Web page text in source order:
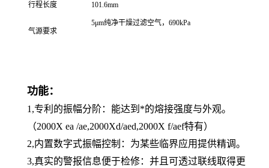
行程长度 101.6mm
气源要求
5μm纯净干燥过滤空气，690kPa
功能：
1,专利的振幅分阶：能达到*的熔接强度与外观。
（2000X ea /ae,2000Xd/aed,2000X f/aef特有）
2,内置数字式振幅控制：为某些临界应用提供精调。
3,真实的警报信息便于检修：并且可透过联线取得更